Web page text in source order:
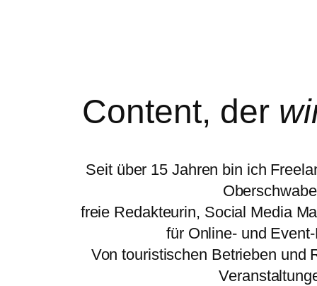
Content, der
Seit über 15 Jahren bin ich
freie Redakteurin, Social Media
für Online- und
Von touristischen Betrieben und